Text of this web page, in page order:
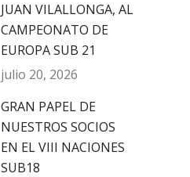
JUAN VILALLONGA, AL
CAMPEONATO DE
EUROPA SUB 21
julio 20, 2026
GRAN PAPEL DE
NUESTROS SOCIOS
EN EL VIII NACIONES
SUB18